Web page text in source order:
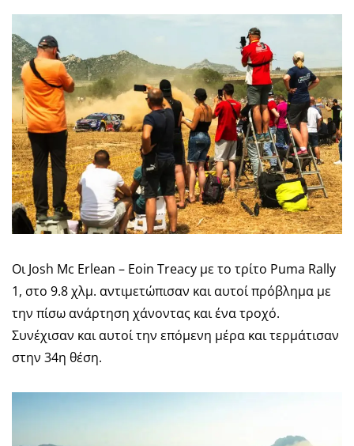
Οι Josh Mc Erlean – Eoin Treacy με το τρίτο Puma Rally
1, στο 9.8 χλμ. αντιμετώπισαν και αυτοί πρόβλημα με
την πίσω ανάρτηση χάνοντας και ένα τροχό.
Συνέχισαν και αυτοί την επόμενη μέρα και τερμάτισαν
στην 34η θέση.